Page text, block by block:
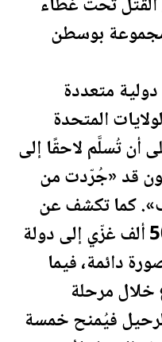
مجموعة بوسطن
متعددة
المتحدة
أن تُسلَّم لاحقًا إلى
قد «جُرّدت من
كما تكشف عن
مشروع تهجير قسري لـ 500 ألف غزّي إلى دولة
بصورة دائمة، فيما
خلال مرحلة
فيُمنح خمسة